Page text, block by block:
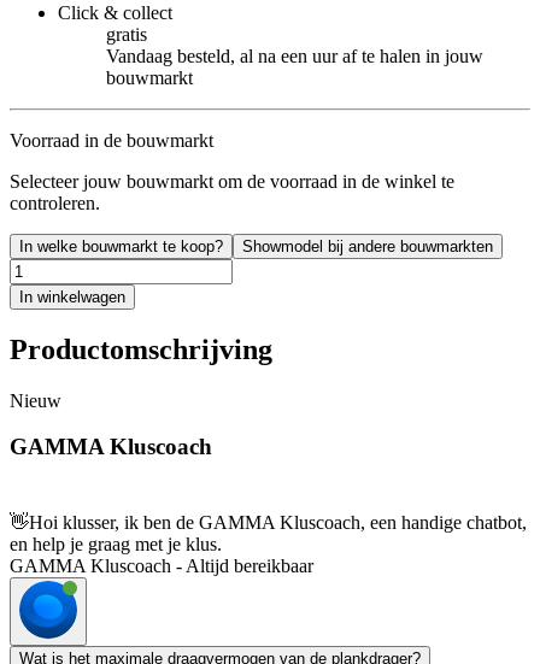
Click & collect
gratis
Vandaag besteld, al na een uur af te halen in jouw
bouwmarkt
Voorraad in de bouwmarkt
Selecteer jouw bouwmarkt om de voorraad in de winkel te
controleren.
In welke bouwmarkt te koop? Showmodel bij andere bouwmarkten
In winkelwagen
Productomschrijving
Nieuw
GAMMA Kluscoach
👋Hoi klusser, ik ben de GAMMA Kluscoach, een handige chatbot,
en help je graag met je klus.
GAMMA Kluscoach - Altijd bereikbaar
Wat is het maximale draagvermogen van de plankdrager?